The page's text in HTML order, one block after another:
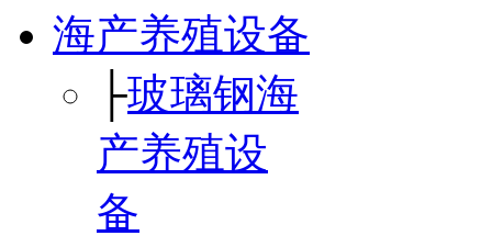
海产养殖设备
├玻璃钢海
产养殖设
备